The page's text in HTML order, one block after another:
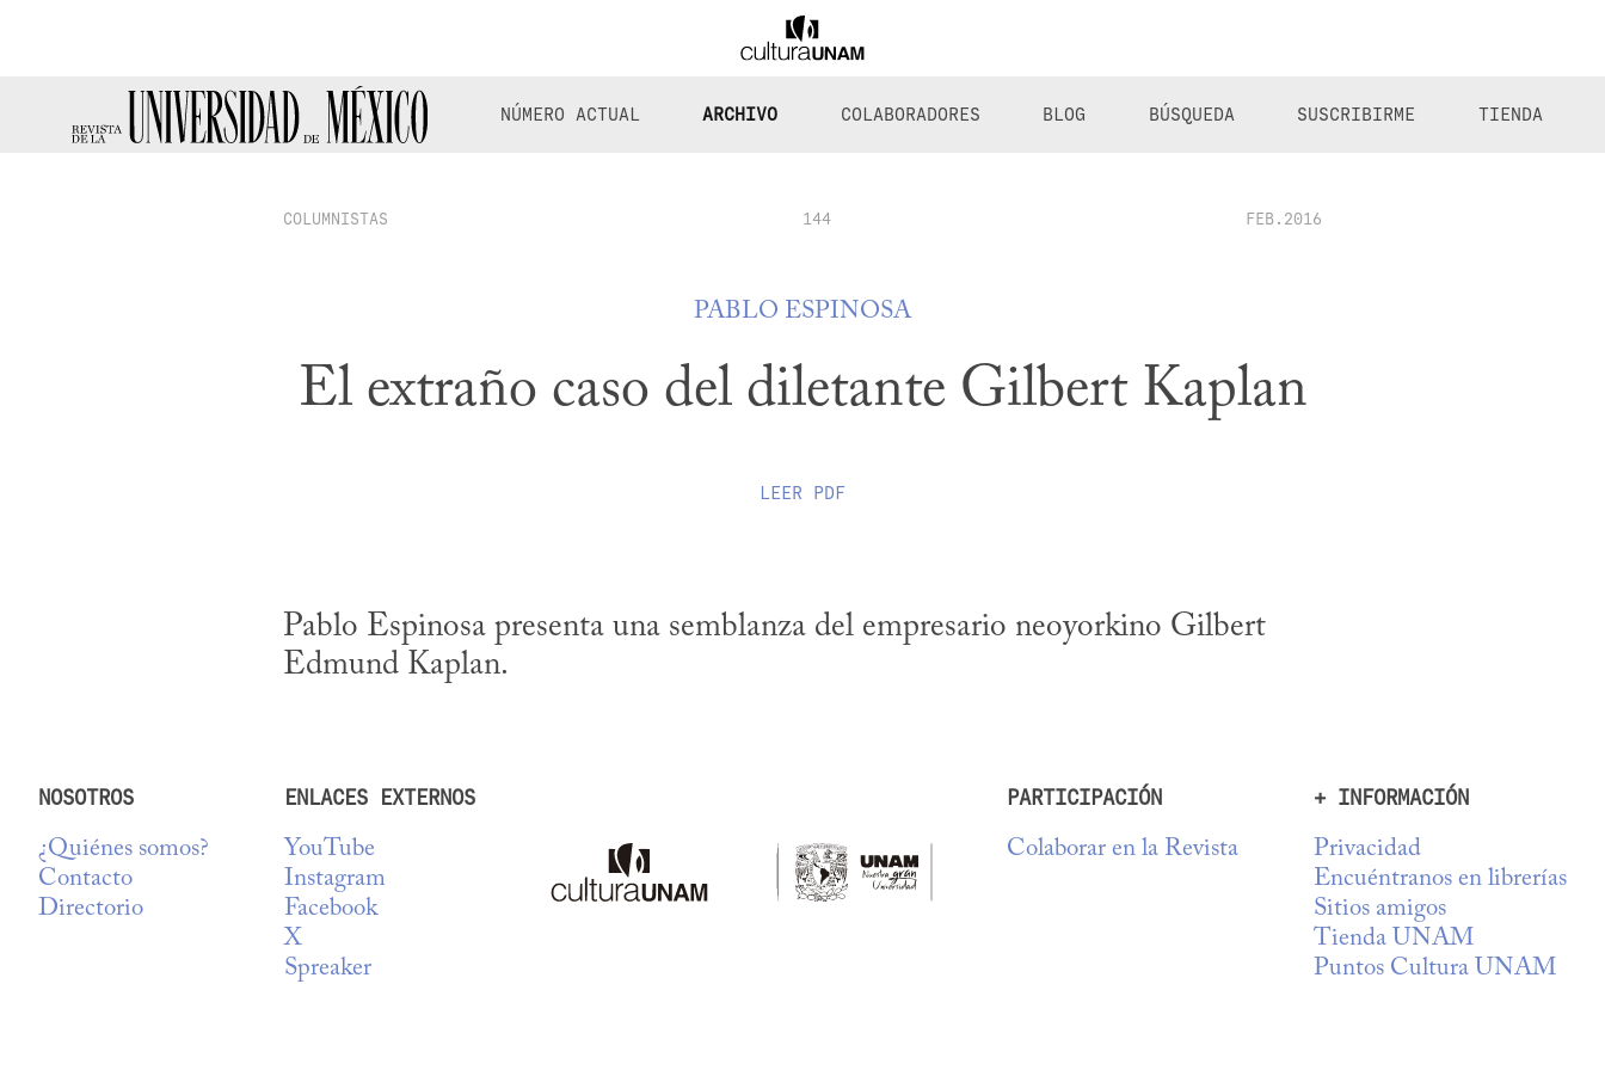
NÚMERO ACTUAL ARCHIVO COLABORADORES BLOG BÚSQUEDA SUSCRIBIRME TIENDA
COLUMNISTAS 144 FEB.2016
PABLO ESPINOSA
El extraño caso del diletante Gilbert Kaplan
LEER PDF
Pablo Espinosa presenta una semblanza del empresario neoyorkino Gilbert
Edmund Kaplan.
NOSOTROS
¿Quiénes somos?
Contacto
Directorio
ENLACES EXTERNOS
YouTube
Instagram
Facebook
X
Spreaker
PARTICIPACIÓN
Colaborar en la Revista
+ INFORMACIÓN
Privacidad
Encuéntranos en librerías
Sitios amigos
Tienda UNAM
Puntos Cultura UNAM